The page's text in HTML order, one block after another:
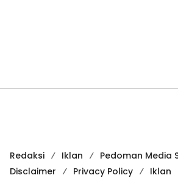
Redaksi Iklan
Pedoman Media
Disclaimer
Privacy Policy Iklan